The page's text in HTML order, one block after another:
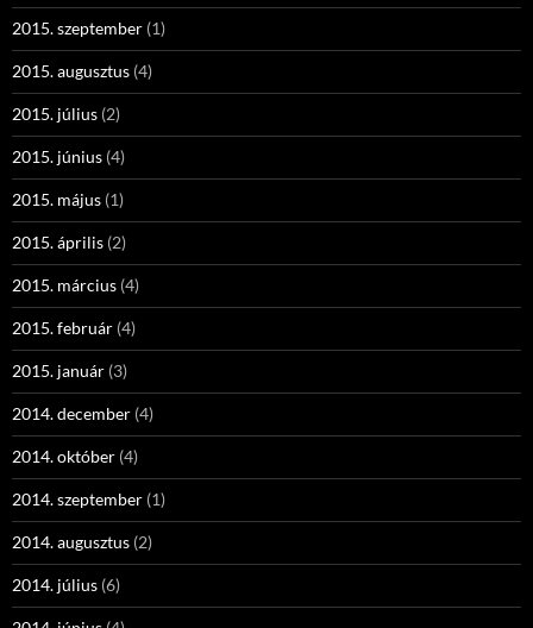
2015. szeptember (1)
2015. augusztus (4)
2015. július (2)
2015. június (4)
2015. május (1)
2015. április (2)
2015. március (4)
2015. február (4)
2015. január (3)
2014. december (4)
2014. október (4)
2014. szeptember (1)
2014. augusztus (2)
2014. július (6)